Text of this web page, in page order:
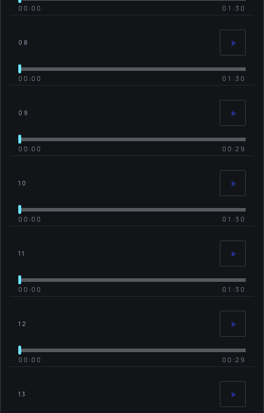
00:00 01:30
08
00:00 01:30
09
00:00 00:29
10
00:00 01:30
11
00:00 01:30
12
00:00 00:29
13